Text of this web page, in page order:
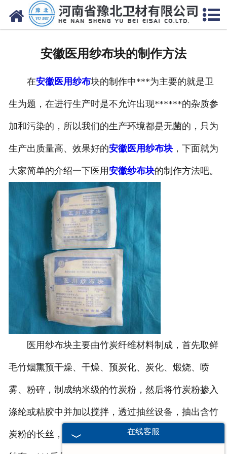
网站首页
厂房设备
人才招聘
安徽医用纱布块的制作方法
在安徽医用纱布块的制作中***为主要的就是卫
生为题，在进行生产时是不允许出现******的杂质参
加和污染的，所以我们的生产环境都是无菌的，只为
生产出质量高、效果好的安徽医用纱布块，下面就为
大家简单的介绍一下医用安徽纱布块的制作方法吧。
医用纱布块主要由竹炭纤维材料制成，首先取鲜
毛竹烟熏预干燥、干燥、预炭化、炭化、煅烧、喷
雾、粉碎，制成纳米级的竹炭粉，然后将竹炭粉掺入
涤纶或粘胶中并加以搅拌，透过抽丝设备，抽出含竹
炭粉的长丝，制得竹炭纤维，再用竹炭纤维纺织获得
在线客服